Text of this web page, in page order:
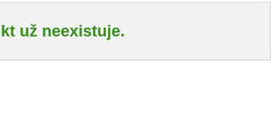
už neexistuje.